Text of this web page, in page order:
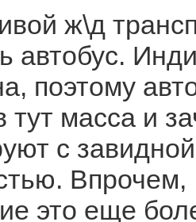
ж\д
автобус.
поэтому
масса и
с завидной
Впрочем,
это еще